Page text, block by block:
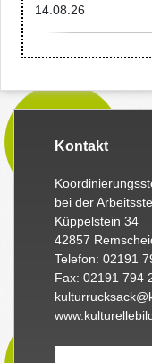
14.08.26
Kontakt
bei der
Küppelstein 34
42857
Telefon: 02191
Fax: 02191 794